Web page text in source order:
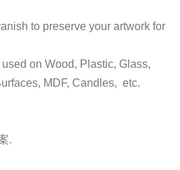
to preserve your artwork for
on Wood, Plastic, Glass,
MDF, Candles, etc.
.